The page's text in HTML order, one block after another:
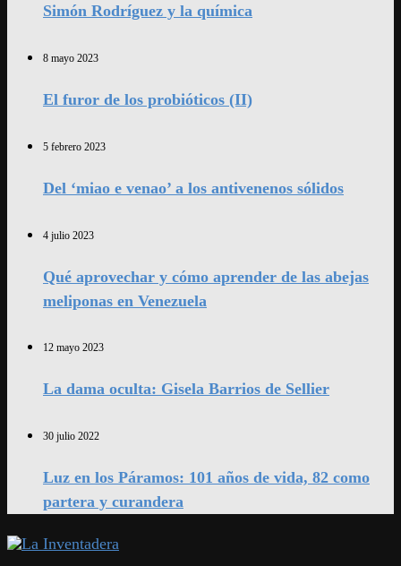
Simón Rodríguez y la química
8 mayo 2023
El furor de los probióticos (II)
5 febrero 2023
Del ‘miao e venao’ a los antivenenos sólidos
4 julio 2023
Qué aprovechar y cómo aprender de las abejas
meliponas en Venezuela
12 mayo 2023
La dama oculta: Gisela Barrios de Sellier
30 julio 2022
Luz en los Páramos: 101 años de vida, 82 como
partera y curandera